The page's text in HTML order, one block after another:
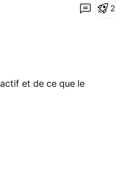
le combler sans casser la
2
et de ce que le